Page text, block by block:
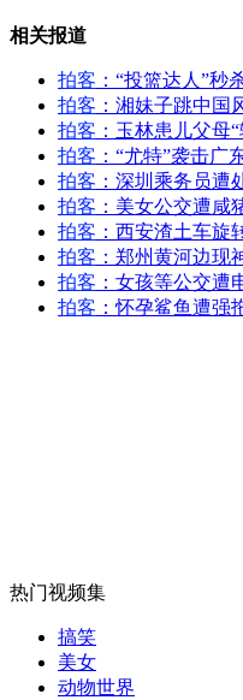
山西运城恶犬咬伤多
女孩北京地铁殴打老
无痛分娩是否安全 医
安徽一实载49人客车
相关报道
拍客 ：“投篮达人”秒
拍客 ：湘妹子跳中国
拍客 ：玉林患儿父母
拍客 ：“尤特”袭击广
拍客 ：深圳乘务员遭
拍客 ：美女公交遭咸
拍客 ：西安渣土车旋
拍客 ：郑州黄河边现
拍客 ：女孩等公交遭
拍客 ：怀孕鲨鱼遭强
热门视频集
搞笑
美女
动物世界